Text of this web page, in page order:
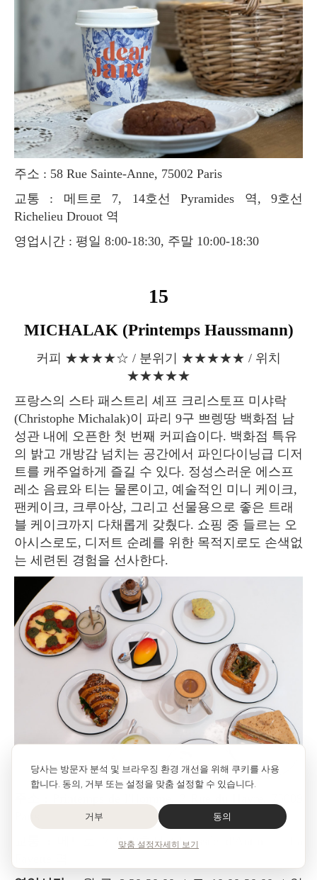
당사는 방문자 분석 및 브라우징 환경 개선을 위해 쿠키를 사용
합니다. 동의, 거부 또는 설정을 맞춤 설정할 수 있습니다.
거부 동의
맞춤 설정 자세히 보기
주소 : 58 Rue Sainte-Anne, 75002 Paris
교통 : 메트로 7, 14호선 Pyramides 역, 9호선
Richelieu Drouot 역
영업시간 : 평일 8:00-18:30, 주말 10:00-18:30
15
MICHALAK (Printemps Haussmann)
커피 ★★★★☆ / 분위기 ★★★★★ / 위치
★★★★★
프랑스의 스타 패스트리 셰프 크리스토프 미샤락
(Christophe Michalak)이 파리 9구 쁘렝땅 백화점 남
성관 내에 오픈한 첫 번째 커피숍이다. 백화점 특유
의 밝고 개방감 넘치는 공간에서 파인다이닝급 디저
트를 캐주얼하게 즐길 수 있다. 정성스러운 에스프
레소 음료와 티는 물론이고, 예술적인 미니 케이크,
팬케이크, 크루아상, 그리고 선물용으로 좋은 트래
블 케이크까지 다채롭게 갖췄다. 쇼핑 중 들르는 오
아시스로도, 디저트 순례를 위한 목적지로도 손색없
는 세련된 경험을 선사한다.
Paris
메트로 7 & 9호선 Chaussée d'Antin — La